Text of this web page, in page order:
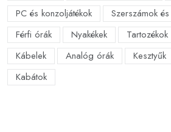
PC és konzoljátékok
Szerszámok
Férfi órák
Nyakékek Tartozékok
Kábelek
Analóg órák Kesztyűk
Kabátok